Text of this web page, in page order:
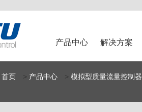
产品中心 解决方案
首页 > 产品中心 > 模拟型质量流量控制器